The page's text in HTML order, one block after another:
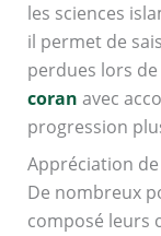
les sciences
il permet de
perdues lors
coran avec
progression
Appréciation
De nombreux
composé leurs